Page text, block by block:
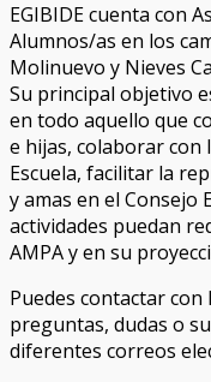
EGIBIDE cuenta con
Alumnos/as en los
Molinuevo y Nieves
Su principal objetivo
en todo aquello que
e hijas, colaborar con
Escuela, facilitar la
y amas en el Consejo
actividades puedan
AMPA y en su
Puedes contactar con
preguntas, dudas o
diferentes correos